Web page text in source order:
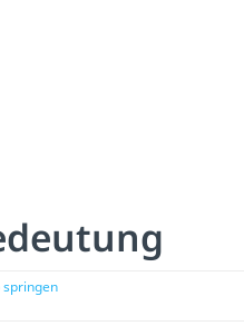
springen